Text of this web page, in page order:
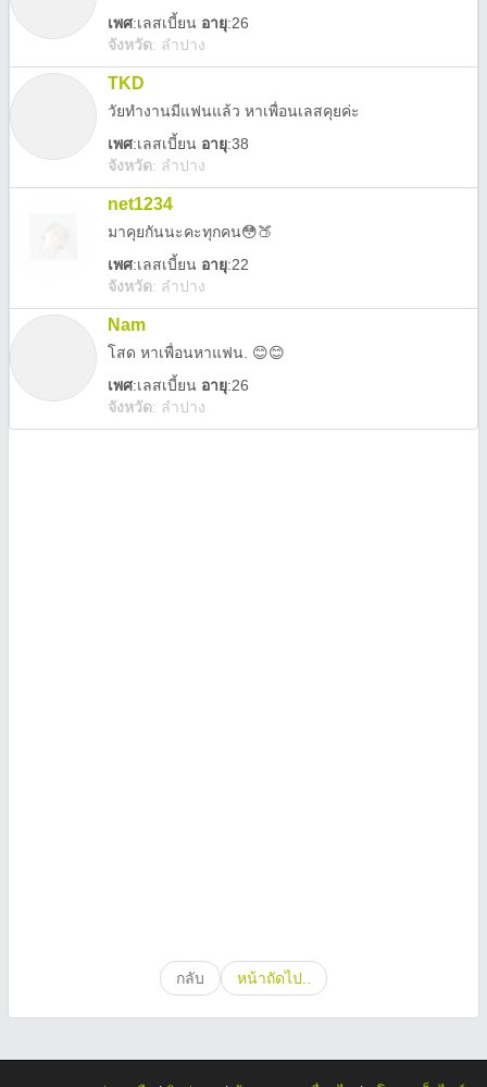
เพศ:เลสเบี้ยน อายุ:26
จังหวัด: ลำปาง
TKD
วัยทำงานมีแฟนแล้ว หาเพื่อนเลสคุยค่ะ
เพศ:เลสเบี้ยน อายุ:38
จังหวัด: ลำปาง
net1234
มาคุยกันนะคะทุกคน😳🍑
เพศ:เลสเบี้ยน อายุ:22
จังหวัด: ลำปาง
Nam
โสด หาเพื่อนหาแฟน. 😊😊
เพศ:เลสเบี้ยน อายุ:26
จังหวัด: ลำปาง
กลับ หน้าถัดไป..